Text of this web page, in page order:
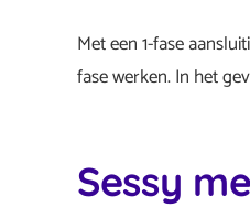
Met een 1-fase
fase werken. In het
Sessy